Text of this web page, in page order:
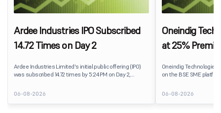
Ardee Industries IPO Subscribed
14.72 Times on Day 2
Ardee Industries Limited's initial public offering (IPO)
was subscribed 14.72 times by 5:24 PM on Day 2,
82,78,20,099 shares against 5,62,46,366 shares
available for subscription.
06-08-2026
Oneindig
at 25%
Oneindig
on the BSE SME
price of ₹96, reflecting
despite the IPO
subscription. Oneindig
06-08-2026